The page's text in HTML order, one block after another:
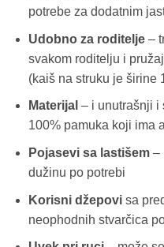
potrebe za dodatnim
Udobno za roditelje –
svakom roditelju i
(kaiš na struku je širine
Materijal – i unutrašnji i
100% pamuka koji ima
Pojasevi sa lastišem –
dužinu po potrebi
Korisni džepovisa
neophodnih stvarčica